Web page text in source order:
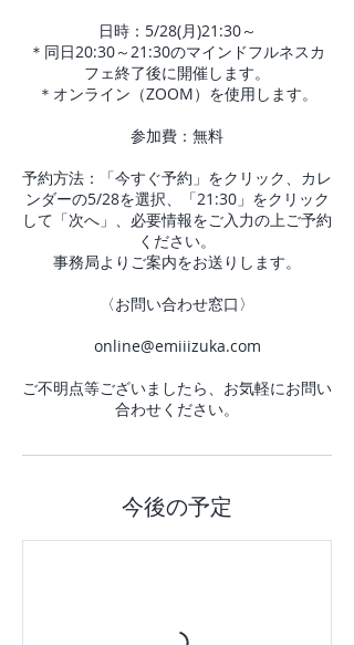
日時：5/28(月)21:30～
＊同日20:30～21:30のマインドフルネスカ
フェ終了後に開催します。
＊オンライン（ZOOM）を使用します。
参加費：無料
予約方法：「今すぐ予約」をクリック、カレ
ンダーの5/28を選択、「21:30」をクリック
して「次へ」、必要情報をご入力の上ご予約
ください。
事務局よりご案内をお送りします。
〈お問い合わせ窓口〉
online@emiiizuka.com
ご不明点等ございましたら、お気軽にお問い
合わせください。
今後の予定